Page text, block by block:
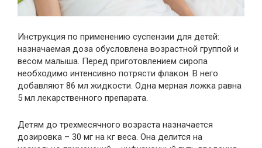
Инструкция по применению суспензии для детей:
назначаемая доза обусловлена возрастной группой и
весом малыша. Перед приготовлением сиропа
необходимо интенсивно потрясти флакон. В него
добавляют 86 мл жидкости. Одна мерная ложка равна
5 мл лекарственного препарата.
Детям до трехмесячного возраста назначается
дозировка – 30 мг на кг веса. Она делится на